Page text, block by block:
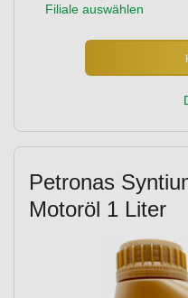
Filiale auswählen
Petronas
Motoröl 1 Liter